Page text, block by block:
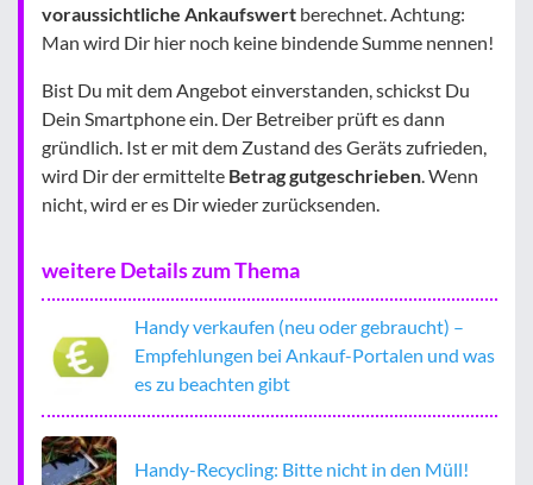
voraussichtliche Ankaufswert berechnet. Achtung:
Man wird Dir hier noch keine bindende Summe nennen!
Bist Du mit dem Angebot einverstanden, schickst Du
Dein Smartphone ein. Der Betreiber prüft es dann
gründlich. Ist er mit dem Zustand des Geräts zufrieden,
wird Dir der ermittelte Betrag gutgeschrieben . Wenn
nicht, wird er es Dir wieder zurücksenden.
weitere Details zum Thema
Handy verkaufen (neu oder gebraucht) –
Empfehlungen bei Ankauf-Portalen und was
es zu beachten gibt
Handy-Recycling: Bitte nicht in den Müll!